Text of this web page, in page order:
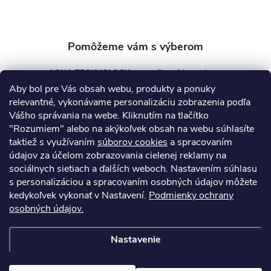
Aby bol pre Vás obsah webu, produkty a ponuky
relevantné, vykonávame personalizáciu zobrazenia podľa
Vášho správania na webe. Kliknutím na tlačítko
"Rozumiem" alebo na akýkoľvek obsah na webu súhlasíte
taktiež s využívaním súborov cookies a spracovaním
údajov za účelom zobrazovania cielenej reklamy na
sociálnych sietiach a ďalších weboch. Nastavením súhlasu
s personalizáciou a spracovaním osobných údajov môžete
kedykoľvek vykonať v Nastavení. Podmienky ochrany
osobných údajov.
Nastavenie
AQUA TECHNOLOGY s.r.o.
info @aquatechnology.sk
+421 911 991 394
Informácie pre vás
Kontakty Obchodné podmienky